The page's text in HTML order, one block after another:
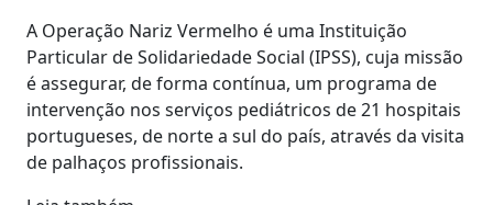
A Operação Nariz Vermelho é uma Instituição
Particular de Solidariedade Social (IPSS), cuja missão
é assegurar, de forma contínua, um programa de
intervenção nos serviços pediátricos de 21 hospitais
portugueses, de norte a sul do país, através da visita
de palhaços profissionais.